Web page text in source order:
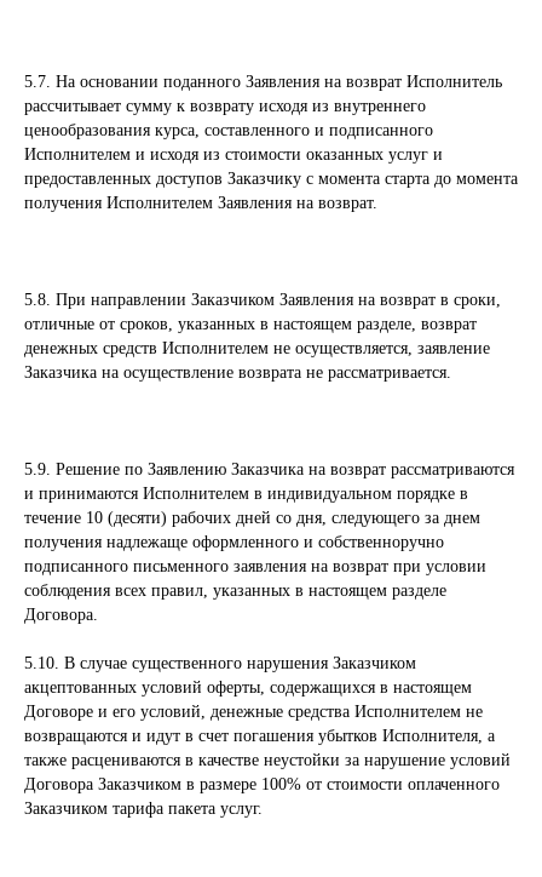
5.7. На основании поданного Заявления на возврат Исполнитель
рассчитывает сумму к возврату исходя из внутреннего
ценообразования курса, составленного и подписанного
Исполнителем и исходя из стоимости оказанных услуг и
предоставленных доступов Заказчику с момента старта до момента
получения Исполнителем Заявления на возврат.
5.8. При направлении Заказчиком Заявления на возврат в сроки,
отличные от сроков, указанных в настоящем разделе, возврат
денежных средств Исполнителем не осуществляется, заявление
Заказчика на осуществление возврата не рассматривается.
5.9. Решение по Заявлению Заказчика на возврат рассматриваются
и принимаются Исполнителем в индивидуальном порядке в
течение 10 (десяти) рабочих дней со дня, следующего за днем
получения надлежаще оформленного и собственноручно
подписанного письменного заявления на возврат при условии
соблюдения всех правил, указанных в настоящем разделе
Договора.
5.10. В случае существенного нарушения Заказчиком
акцептованных условий оферты, содержащихся в настоящем
Договоре и его условий, денежные средства Исполнителем не
возвращаются и идут в счет погашения убытков Исполнителя, а
также расцениваются в качестве неустойки за нарушение условий
Договора Заказчиком в размере 100% от стоимости оплаченного
Заказчиком тарифа пакета услуг.